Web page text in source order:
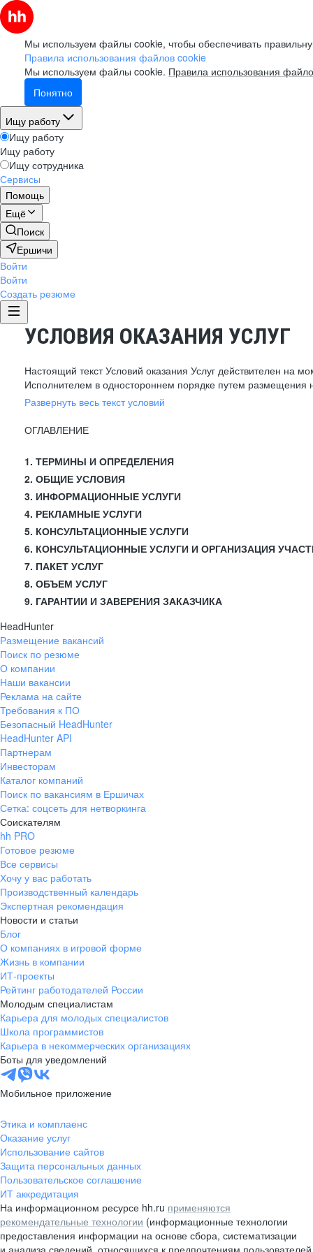
Мы используем файлы cookie, чтобы обеспечивать
Правила использования файлов cookie
Мы используем файлы cookie. Правила использования
Понятно
Ищу работу
Ищу работу
Ищу работу
Ищу сотрудника
Сервисы
Помощь
Ещё
Поиск
Ершичи
Войти
Войти
Создать резюме
УСЛОВИЯ ОКАЗАНИЯ УСЛУГ
Настоящий текст Условий оказания Услуг действителен на
Исполнителем в одностороннем порядке путем размещения
Развернуть весь текст условий
ОГЛАВЛЕНИЕ
1. ТЕРМИНЫ И ОПРЕДЕЛЕНИЯ
2. ОБЩИЕ УСЛОВИЯ
3. ИНФОРМАЦИОННЫЕ УСЛУГИ
4. РЕКЛАМНЫЕ УСЛУГИ
5. КОНСУЛЬТАЦИОННЫЕ УСЛУГИ
6. КОНСУЛЬТАЦИОННЫЕ УСЛУГИ И ОРГАНИЗАЦИЯ
7. ПАКЕТ УСЛУГ
8. ОБЪЕМ УСЛУГ
9. ГАРАНТИИ И ЗАВЕРЕНИЯ ЗАКАЗЧИКА
HeadHunter
Размещение вакансий
Поиск по резюме
О компании
Наши вакансии
Реклама на сайте
Требования к ПО
Безопасный HeadHunter
HeadHunter API
Партнерам
Инвесторам
Каталог компаний
Поиск по вакансиям в Ершичах
Сетка: соцсеть для нетворкинга
Соискателям
hh PRO
Готовое резюме
Все сервисы
Хочу у вас работать
Производственный календарь
Экспертная рекомендация
Новости и статьи
Блог
О компаниях в игровой форме
Жизнь в компании
ИТ-проекты
Рейтинг работодателей России
Молодым специалистам
Карьера для молодых специалистов
Школа программистов
Карьера в некоммерческих организациях
Боты для уведомлений
Мобильное приложение
Этика и комплаенс
Оказание услуг
Использование сайтов
Защита персональных данных
Пользовательское соглашение
ИТ аккредитация
На информационном ресурсе hh.ru применяются
рекомендательные технологии (информационные технологии
предоставления информации на основе сбора, систематизации
и анализа сведений, относящихся к предпочтениям пользователей